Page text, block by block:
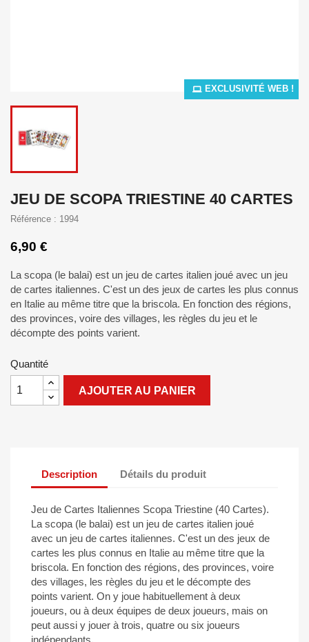
EXCLUSIVITÉ WEB !
JEU DE SCOPA TRIESTINE 40 CARTES
Référence : 1994
6,90 €
La scopa (le balai) est un jeu de cartes italien joué avec un jeu
de cartes italiennes. C'est un des jeux de cartes les plus connus
en Italie au même titre que la briscola. En fonction des régions,
des provinces, voire des villages, les règles du jeu et le
décompte des points varient.
Quantité
AJOUTER AU PANIER
Description Détails du produit
Jeu de Cartes Italiennes Scopa Triestine (40 Cartes).
La scopa (le balai) est un jeu de cartes italien joué
avec un jeu de cartes italiennes. C'est un des jeux de
cartes les plus connus en Italie au même titre que la
briscola. En fonction des régions, des provinces, voire
des villages, les règles du jeu et le décompte des
points varient. On y joue habituellement à deux
joueurs, ou à deux équipes de deux joueurs, mais on
peut aussi y jouer à trois, quatre ou six joueurs
indépendants.